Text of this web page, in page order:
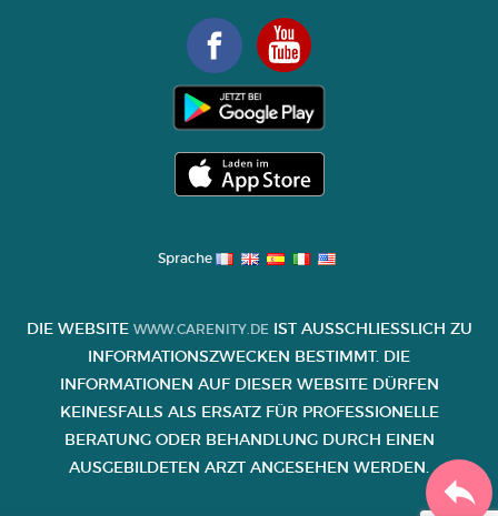
Sprache
DIE WEBSITE WWW.CARENITY.DE IST AUSSCHLIESSLICH ZU I
NFORMATIONSZWECKEN BESTIMMT. DIE I
NFORMATIONEN AUF DIESER WEBSITE DÜRFEN K
EINESFALLS ALS ERSATZ FÜR PROFESSIONELLE B
ERATUNG ODER BEHANDLUNG DURCH EINEN A
USGEBILDETEN ARZT ANGESEHEN WERDEN.